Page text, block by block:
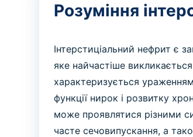
Розуміння
Інтерстиціальний нефрит є
яке найчастіше
характеризується
функції нирок і розвитку
може проявлятися різними
часте сечовипускання, а